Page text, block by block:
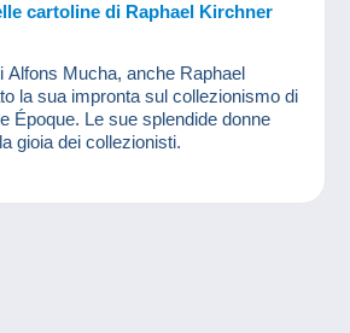
cartoline di Raphael Kirchner
Alfons Mucha, anche Raphael
la sua impronta sul collezionismo di
Époque. Le sue splendide donne
gioia dei collezionisti.